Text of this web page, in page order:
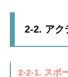
2-2. アク
2-2-1. スポ